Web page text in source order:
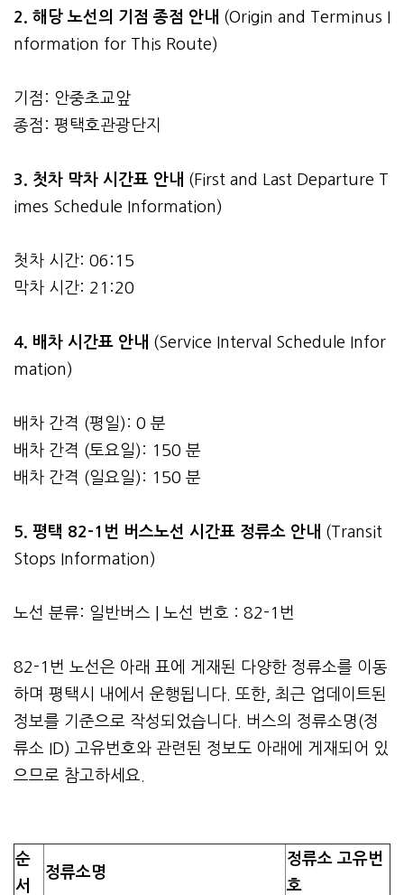
2. 해당 노선의 기점 종점 안내 (Origin and Terminus I
nformation for This Route)
기점: 안중초교앞
종점: 평택호관광단지
3. 첫차 막차 시간표 안내 (First and Last Departure T
imes Schedule Information)
첫차 시간: 06:15
막차 시간: 21:20
4. 배차 시간표 안내 (Service Interval Schedule Infor
mation)
배차 간격 (평일): 0 분
배차 간격 (토요일): 150 분
배차 간격 (일요일): 150 분
5. 평택 82-1번 버스노선 시간표 정류소 안내 (Transit
Stops Information)
노선 분류: 일반버스 | 노선 번호 : 82-1번
82-1번 노선은 아래 표에 게재된 다양한 정류소를 이동
하며 평택시 내에서 운행됩니다. 또한, 최근 업데이트된
정보를 기준으로 작성되었습니다. 버스의 정류소명(정
류소 ID) 고유번호와 관련된 정보도 아래에 게재되어 있
으므로 참고하세요.
순
서
정류소명
정류소 고유번
호